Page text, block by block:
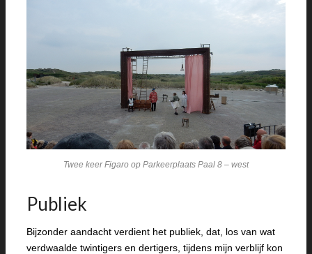
Twee keer Figaro op Parkeerplaats Paal 8 – west
Publiek
Bijzonder aandacht verdient het publiek, dat, los van wat
verdwaalde twintigers en dertigers, tijdens mijn verblijf kon